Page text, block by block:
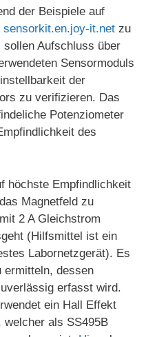
der Beispiele auf
sensorkit.en.joy-it.net zu
Aufschluss über
Sensormoduls
der
zu verifizieren. Das
Potenziometer
des
höchste Empfindlichkeit
Magnetfeld zu
2 A Gleichstrom
(Hilfsmittel ist ein
Labornetzgerät). Es
ermitteln, dessen
erfasst wird.
ein Hall Effekt
welcher als SS495B